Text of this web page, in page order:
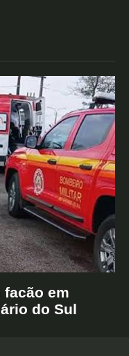
em
do Sul